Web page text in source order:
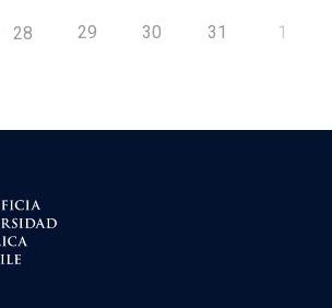
28 29 30 31 1